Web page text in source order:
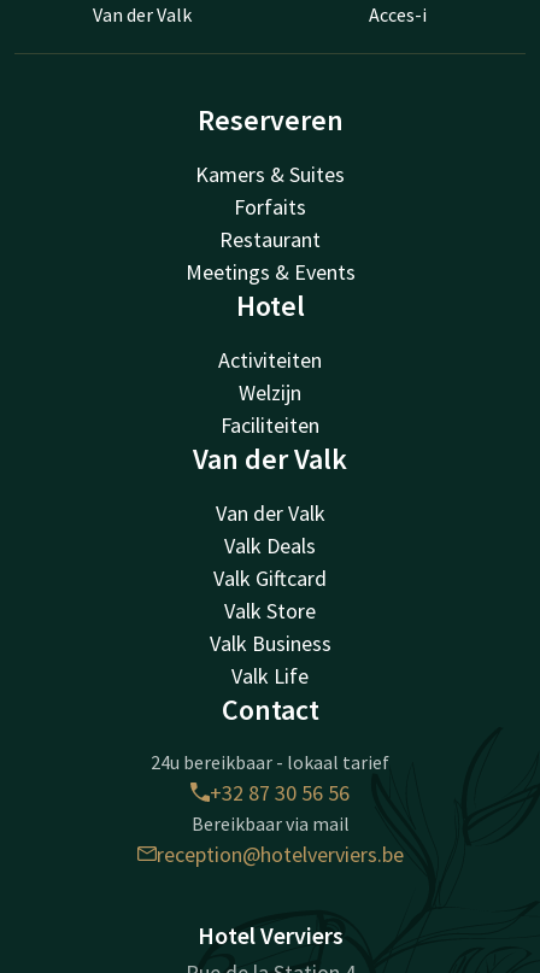
Van der Valk Acces-i
Reserveren
Kamers & Suites
Forfaits
Restaurant
Meetings & Events
Hotel
Activiteiten
Welzijn
Faciliteiten
Van der Valk
Van der Valk
Valk Deals
Valk Giftcard
Valk Store
Valk Business
Valk Life
Contact
24u bereikbaar - lokaal tarief
+32 87 30 56 56
Bereikbaar via mail
reception@hotelverviers.be
Hotel Verviers